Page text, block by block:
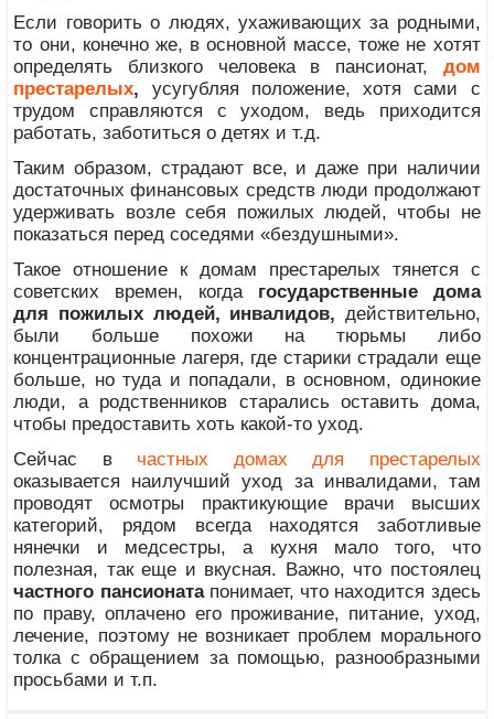
Если говорить о людях, ухаживающих за родными,
то они, конечно же, в основной массе, тоже не хотят
определять близкого человека в пансионат,
дом
престарелых, усугубляя положение, хотя сами с
трудом справляются с уходом, ведь приходится
работать, заботиться о детях и т.д.
Таким образом, страдают все, и даже при наличии
достаточных финансовых средств люди продолжают
удерживать возле себя пожилых людей, чтобы не
показаться перед соседями «бездушными».
Такое отношение к домам престарелых тянется с
советских времен, когда государственные дома
для пожилых людей, инвалидов, действительно,
были больше похожи на тюрьмы либо
концентрационные лагеря, где старики страдали еще
больше, но туда и попадали, в основном, одинокие
люди, а родственников старались оставить дома,
чтобы предоставить хоть какой-то уход.
Сейчас в частных домах для престарелых
оказывается наилучший уход за инвалидами, там
проводят осмотры практикующие врачи высших
категорий, рядом всегда находятся заботливые
нянечки и медсестры, а кухня мало того, что
полезная, так еще и вкусная. Важно, что постоялец
частного пансионатапонимает, что находится здесь
по праву, оплачено его проживание, питание, уход,
лечение, поэтому не возникает проблем морального
толка с обращением за помощью, разнообразными
просьбами и т.п.